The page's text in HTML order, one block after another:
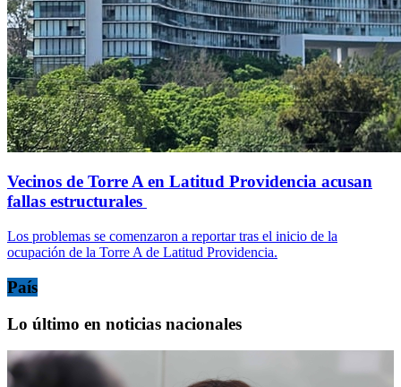
Vecinos de Torre A en Latitud Providencia acusan
fallas estructurales
Los problemas se comenzaron a reportar tras el inicio de la
ocupación de la Torre A de Latitud Providencia.
País
Lo último en noticias nacionales